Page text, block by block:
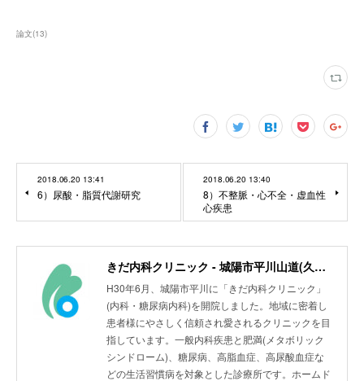
論文(13)
2018.06.20 13:41
6）尿酸・脂質代謝研究
2018.06.20 13:40
8）不整脈・心不全・虚血性
心疾患
きだ内科クリニック - 城陽市平川山道(久津川駅)
H30年6月、城陽市平川に「きだ内科クリニック」
(内科・糖尿病内科)を開院しました。地域に密着し
患者様にやさしく信頼され愛されるクリニックを目
指しています。一般内科疾患と肥満(メタボリック
シンドローム)、糖尿病、高脂血症、高尿酸血症な
どの生活習慣病を対象とした診療所です。ホームド